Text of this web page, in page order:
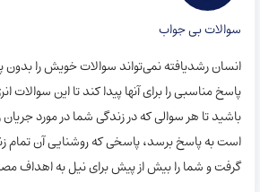
سوالات بی جواب
انسان رشدیافته نمی‌تواند سوالات خویش را بدون
پاسخ مناسبی را برای آنها پیدا کند تا این سوالات
باشید تا هر سوالی که در زندگی شما در مورد جریان
است به پاسخ برسد، پاسخی که روشنایی آن تمام
گرفت و شما را بیش از پیش برای نیل به اهداف